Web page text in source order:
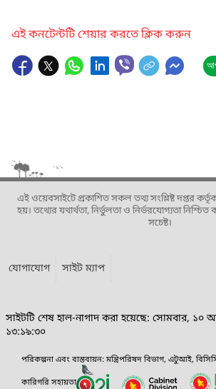
এই কনটেন্টটি শেয়ার করতে ক্লিক করুন
এই ওয়েবসাইটে প্রকাশিত সকল তথ্য সংশ্লিষ্ট দপ্তর
হয়। তথ্যের যথার্থতা, নির্ভুলতা ও নির্ভরযোগ্যতা নিশ্চিত
সচেষ্ট।
যোগাযোগ সাইট ম্যাপ
সাইটটি শেষ হাল-নাগাদ করা হয়েছে: সোমবার,
১৩:১৯:৩০
পরিকল্পনা এবং বাস্তবায়ন: মন্ত্রিপরিষদ বিভাগ, এটুআই,
কারিগরি সহায়তা